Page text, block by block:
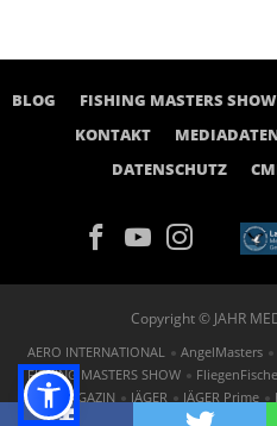
BLOG FISHING MASTERS SHOW
KONTAKT
DATENSCHUTZ
Copyright © JAHR
AERO INTERNATIONAL AngelMasters
FISHING MASTERS SHOW
GOLF MAGAZIN
JÄGER JÄGER Prime
St.GEORG
tennis MAGAZIN